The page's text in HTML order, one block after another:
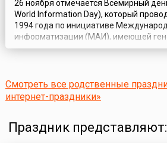
26 ноября отмечается Всемирный
World Information Day), который
1994 года по инициативе
информатизации (МАИ), имеющей
консультативный статус в
был официально зарегистрирован
Смотреть все родственные
интернет-праздники»
Праздник представляют: